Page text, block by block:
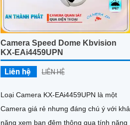
Camera Speed Dome Kbvision
KX-EAi4459UPN
Liên hệ LIÊN HỆ
Loại Camera KX-EAi4459UPN là một
Camera giá rẻ nhưng đáng chú ý với khả
năng xem ban đêm thông qua tính năng